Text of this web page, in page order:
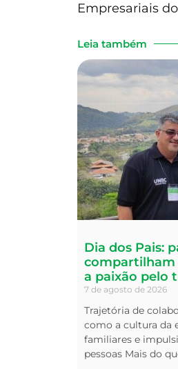
Empresariais
Leia também
Dia dos Pais:
compartilham
a paixão pelo
7 de agosto de 2026
Trajetória de
como a cultura da
familiares e
pessoas Mais do